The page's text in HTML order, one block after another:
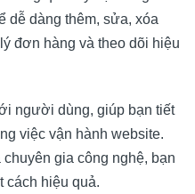
dễ dàng thêm, sửa, xóa
đơn hàng và theo dõi hiệu
người dùng, giúp bạn tiết
việc vận hành website.
gia công nghệ, bạn
cách hiệu quả.